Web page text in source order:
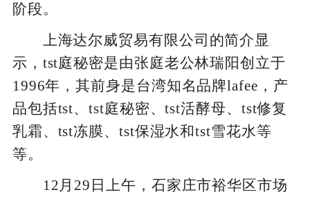
阶段。
上海达尔威贸易有限公司的简介显
示，tst庭秘密是由张庭老公林瑞阳创立于
1996年，其前身是台湾知名品牌lafee，产
品包括tst、tst庭秘密、tst活酵母、tst修复
乳霜、tst冻膜、tst保湿水和tst雪花水等
等。
12月29日上午，石家庄市裕华区市场